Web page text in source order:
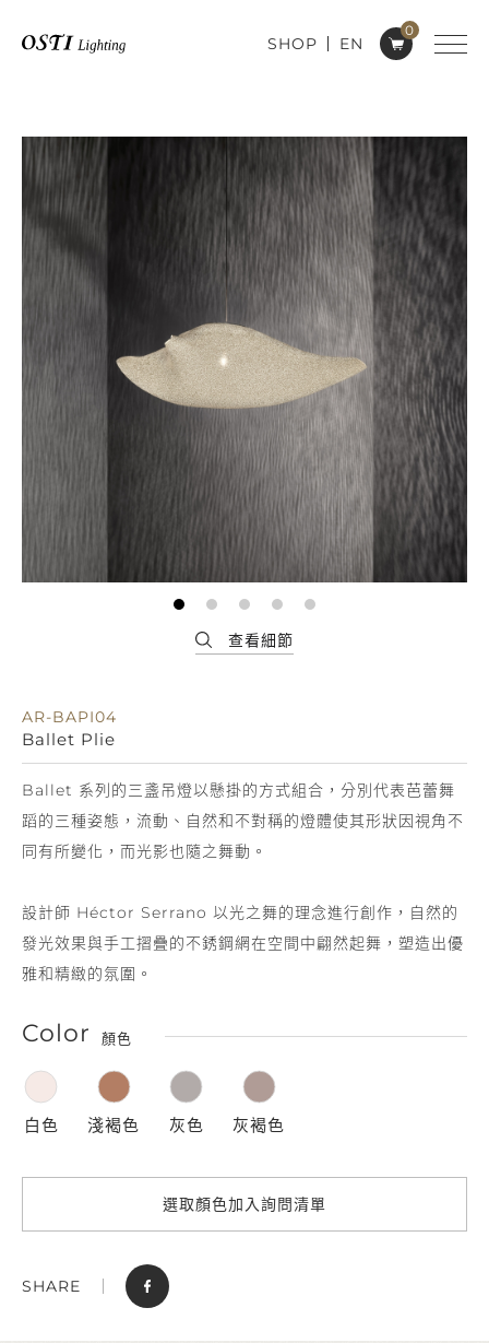
0
SHOP EN
AR-BAPI04
Ballet Plie
Ballet 系列的三盞吊燈以懸掛的方式組合，分別代表芭蕾舞
蹈的三種姿態，流動、自然和不對稱的燈體使其形狀因視角不
同有所變化，而光影也隨之舞動。
設計師 Héctor Serrano 以光之舞的理念進行創作，自然的
發光效果與手工摺疊的不銹鋼網在空間中翩然起舞，塑造出優
雅和精緻的氛圍。
Color 顏色
白色 淺褐色 灰色 灰褐色
選取顏色加入詢問清單
SHARE